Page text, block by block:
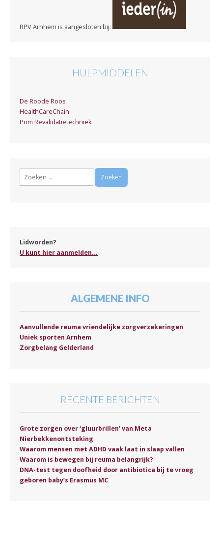
RPV Arnhem is aangesloten bij:
HULPMIDDELEN
De Roode Roos
HealthCareChain
Pom Revalidatietechniek
Zoeken
Lidworden?
U kunt hier aanmelden...
ALGEMENE INFO
Aanvullende reuma vriendelijke zorgverzekeringen
Uniek sporten Arnhem
Zorgbelang Gelderland
RECENTE BERICHTEN
Grote zorgen over ‘gluurbrillen’ van Meta
Nierbekkenontsteking
Waarom mensen met ADHD vaak laat in slaap vallen
Waarom is bewegen bij reuma belangrijk?
DNA-test tegen doofheid door antibiotica bij te vroeg
geboren baby’s Erasmus MC